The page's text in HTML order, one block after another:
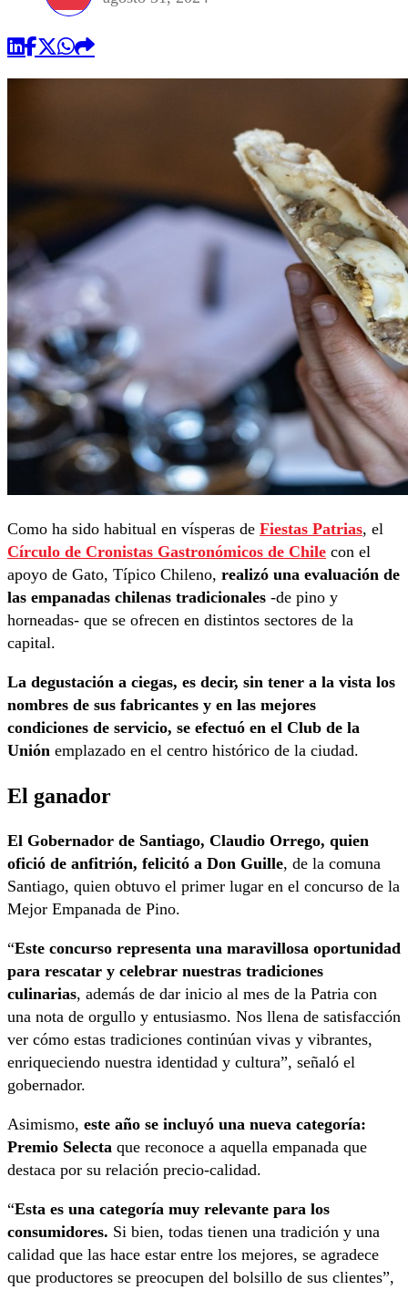
Como ha sido habitual en vísperas de Fiestas Patrias, el
Círculo de Cronistas Gastronómicos de Chile con el
apoyo de Gato, Típico Chileno, realizó una evaluación de
las empanadas chilenas tradicionales -de pino y
horneadas- que se ofrecen en distintos sectores de la
capital.
La degustación a ciegas, es decir, sin tener a la vista los
nombres de sus fabricantes y en las mejores
condiciones de servicio, se efectuó en el Club de la
Unión emplazado en el centro histórico de la ciudad.
El ganador
El Gobernador de Santiago, Claudio Orrego, quien
ofició de anfitrión, felicitó a Don Guille, de la comuna
Santiago, quien obtuvo el primer lugar en el concurso de la
Mejor Empanada de Pino.
“Este concurso representa una maravillosa oportunidad
para rescatar y celebrar nuestras tradiciones
culinarias, además de dar inicio al mes de la Patria con
una nota de orgullo y entusiasmo. Nos llena de satisfacción
ver cómo estas tradiciones continúan vivas y vibrantes,
enriqueciendo nuestra identidad y cultura”, señaló el
gobernador.
Asimismo, este año se incluyó una nueva categoría:
Premio Selecta que reconoce a aquella empanada que
destaca por su relación precio-calidad.
“Esta es una categoría muy relevante para los
consumidores. Si bien, todas tienen una tradición y una
calidad que las hace estar entre los mejores, se agradece
que productores se preocupen del bolsillo de sus clientes”,